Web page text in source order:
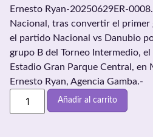
Ernesto Ryan-20250629ER-
Nacional, tras convertir el primer
el partido Nacional vs Danubio
grupo B del Torneo Intermedio,
Estadio Gran Parque Central, en
Ernesto Ryan, Agencia Gamba.-
Añadir al carrito